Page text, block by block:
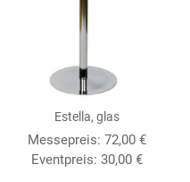
Estella, glas
Messepreis:72,00€
Eventpreis:30,00€